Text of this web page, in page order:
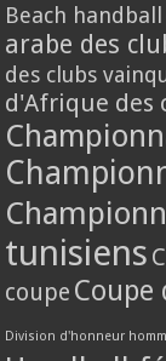
Beach handball
arabe des
des clubs
d'Afrique des
tunisiens
coupe Coupe
Division d'honneur